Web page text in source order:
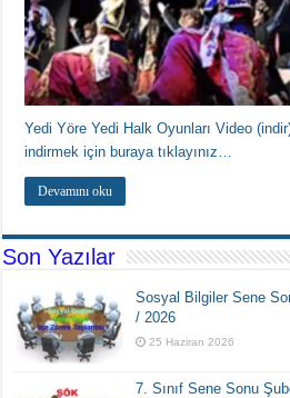
Yedi Yöre Yedi Halk Oyunları Video
indirmek için buraya tıklayınız…
Devamını oku
Son Yazılar
Sosyal Bilgiler Sene
/ 2026
25 Haziran 2026
7. Sınıf Sene Sonu